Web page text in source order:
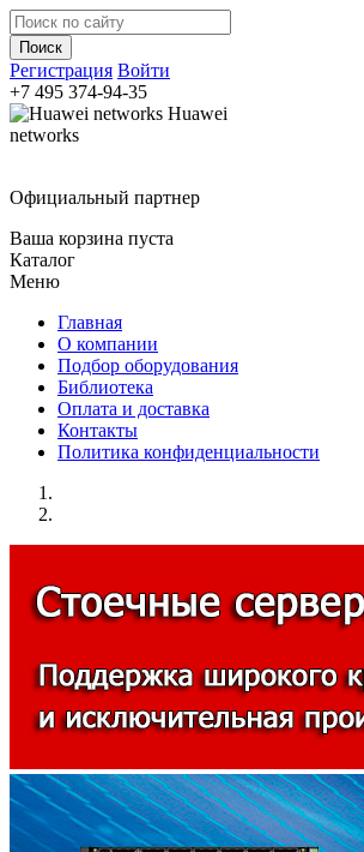
Регистрация Войти
+7 495 374-94-35
Huawei
networks
Официальный партнер
Ваша корзина пуста
Каталог
Меню
Главная
О компании
Подбор оборудования
Библиотека
Оплата и доставка
Контакты
Политика конфиденциальности